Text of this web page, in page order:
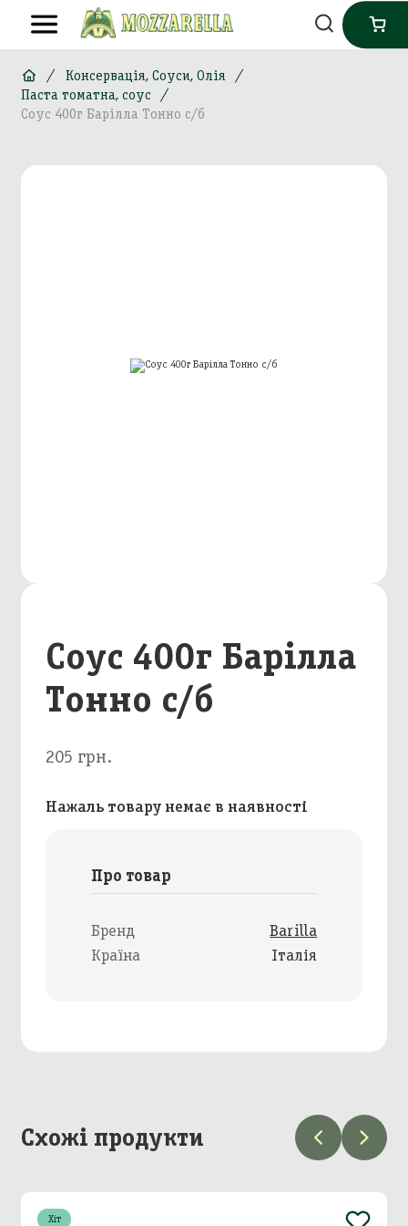
Консервація, Соуси, Олія
Паста томатна, соус
Соус 400г Барілла Тонно с/б
Соус 400г Барілла
Тонно с/б
205 грн.
Нажаль товару немає в наявності
Про товар
Бренд
Barilla
Країна
Італія
Схожі продукти
Хіт